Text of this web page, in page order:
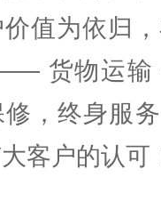
价值为依
货物运
修，终身服
客户的认可